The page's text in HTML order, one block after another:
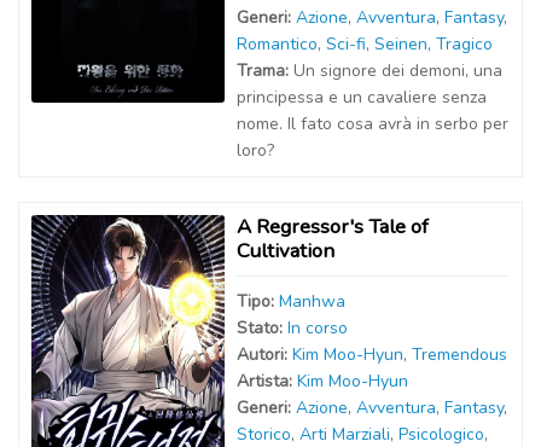
Generi: Azione, Avventura, Fantasy,
Romantico, Sci-fi, Seinen, Tragico
Trama: Un signore dei demoni, una
principessa e un cavaliere senza
nome. Il fato cosa avrà in serbo per
loro?
A Regressor's Tale of
Cultivation
Tipo: Manhwa
Stato: In corso
Autori: Kim Moo-Hyun, Tremendous
Artista: Kim Moo-Hyun
Generi: Azione, Avventura, Fantasy,
Storico, Arti Marziali, Psicologico,